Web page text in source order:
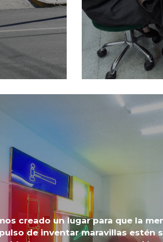
creado un lugar para que la
de inventar maravillas estén